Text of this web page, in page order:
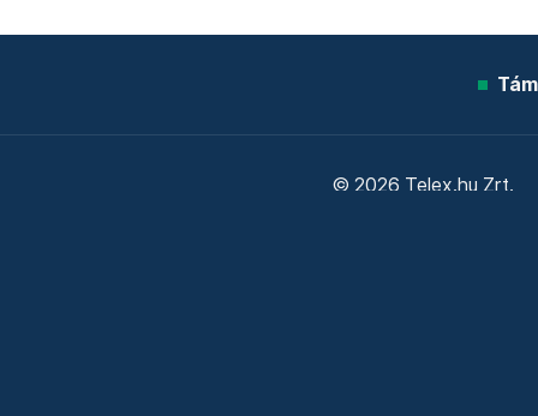
© 2026 Telex.hu Zrt.